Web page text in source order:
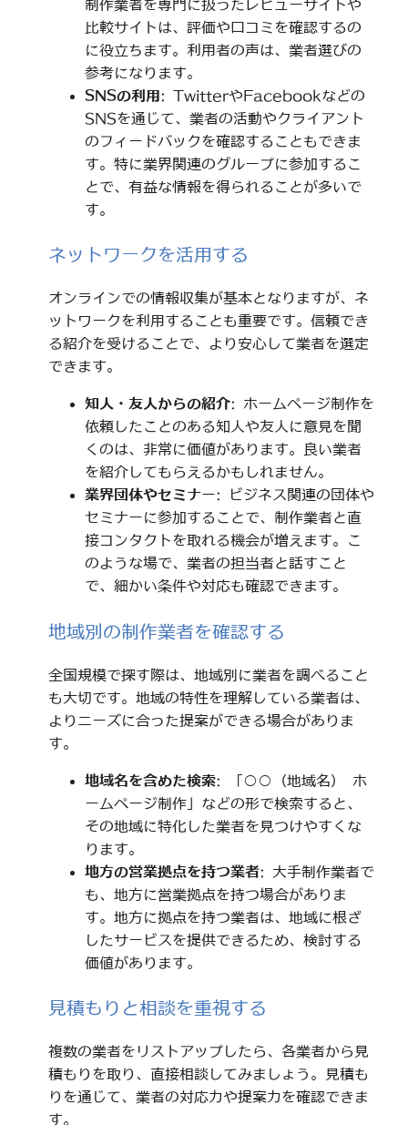
制作業者を専門に扱ったレビューサイトや
比較サイトは、評価や口コミを確認するの
に役立ちます。利用者の声は、業者選びの
参考になります。
SNSの利用 : TwitterやFacebookなどの
SNSを通じて、業者の活動やクライアント
のフィードバックを確認することもできま
す。特に業界関連のグループに参加するこ
とで、有益な情報を得られることが多いで
す。
ネットワークを活用する
オンラインでの情報収集が基本となりますが、ネ
ットワークを利用することも重要です。信頼でき
る紹介を受けることで、より安心して業者を選定
できます。
知人・友人からの紹介: ホームページ制作を
依頼したことのある知人や友人に意見を聞
くのは、非常に価値があります。良い業者
を紹介してもらえるかもしれません。
業界団体やセミナー: ビジネス関連の団体や
セミナーに参加することで、制作業者と直
接コンタクトを取れる機会が増えます。こ
のような場で、業者の担当者と話すこと
で、細かい条件や対応も確認できます。
地域別の制作業者を確認する
全国規模で探す際は、地域別に業者を調べること
も大切です。地域の特性を理解している業者は、
よりニーズに合った提案ができる場合がありま
す。
地域名を含めた検索: 「○○（地域名） ホ
ームページ制作」などの形で検索すると、
その地域に特化した業者を見つけやすくな
ります。
地方の営業拠点を持つ業者: 大手制作業者で
も、地方に営業拠点を持つ場合がありま
す。地方に拠点を持つ業者は、地域に根ざ
したサービスを提供できるため、検討する
価値があります。
見積もりと相談を重視する
複数の業者をリストアップしたら、各業者から見
積もりを取り、直接相談してみましょう。見積も
りを通じて、業者の対応力や提案力を確認できま
す。